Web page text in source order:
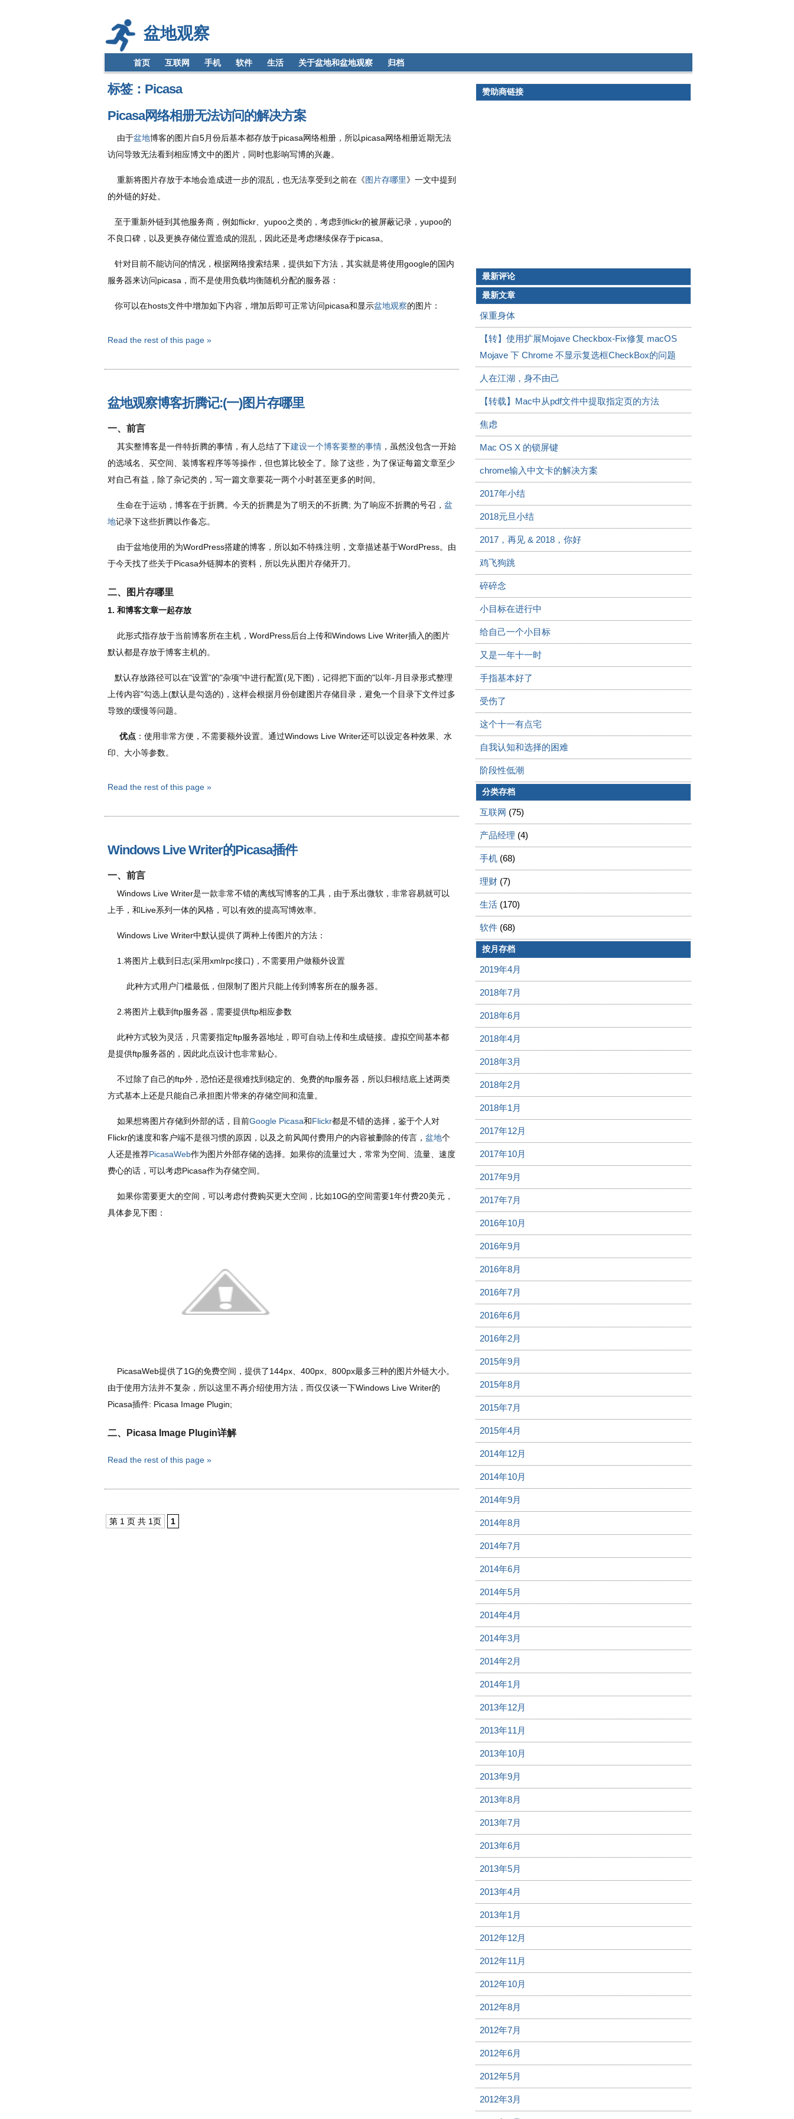
盆地观察
首页 互联网 手机 软件 生活 关于盆地和盆地观察 归档
标签：Picasa
Picasa网络相册无法访问的解决方案
由于盆地博客的图片自5月份后基本都存放于picasa网络相册，所以picasa网络相册近期无法
访问导致无法看到相应博文中的图片，同时也影响写博的兴趣。
重新将图片存放于本地会造成进一步的混乱，也无法享受到之前在《图片存哪里》一文中提到
的外链的好处。
至于重新外链到其他服务商，例如flickr、yupoo之类的，考虑到flickr的被屏蔽记录，yupoo的
不良口碑，以及更换存储位置造成的混乱，因此还是考虑继续保存于picasa。
针对目前不能访问的情况，根据网络搜索结果，提供如下方法，其实就是将使用google的国内
服务器来访问picasa，而不是使用负载均衡随机分配的服务器：
你可以在hosts文件中增加如下内容，增加后即可正常访问picasa和显示盆地观察的图片：
Read the rest of this page »
盆地观察博客折腾记:(一)图片存哪里
一、前言
其实整博客是一件特折腾的事情，有人总结了下建设一个博客要整的事情 ，虽然没包含一开始
的选域名、买空间、装博客程序等等操作，但也算比较全了。除了这些，为了保证每篇文章至少
对自己有益，除了杂记类的，写一篇文章要花一两个小时甚至更多的时间。
生命在于运动，博客在于折腾。今天的折腾是为了明天的不折腾; 为了响应不折腾的号召， 盆
地记录下这些折腾以作备忘。
由于盆地使用的为WordPress搭建的博客，所以如不特殊注明，文章描述基于WordPress。由
于今天找了些关于Picasa外链脚本的资料，所以先从图片存储开刀。
二、图片存哪里
1. 和博客文章一起存放
此形式指存放于当前博客所在主机，WordPress后台上传和Windows Live Writer插入的图片
默认都是存放于博客主机的。
默认存放路径可以在"设置"的"杂项"中进行配置(见下图)，记得把下面的"以年-月目录形式整理
上传内容"勾选上(默认是勾选的)，这样会根据月份创建图片存储目录，避免一个目录下文件过多
导致的缓慢等问题。
优点 ：使用非常方便，不需要额外设置。通过Windows Live Writer还可以设定各种效果、水
印、大小等参数。
Read the rest of this page »
Windows Live Writer的Picasa插件
一、前言
Windows Live Writer是一款非常不错的离线写博客的工具，由于系出微软，非常容易就可以
上手，和Live系列一体的风格，可以有效的提高写博效率。
Windows Live Writer中默认提供了两种上传图片的方法：
1.将图片上载到日志(采用xmlrpc接口)，不需要用户做额外设置
此种方式用户门槛最低，但限制了图片只能上传到博客所在的服务器。
2.将图片上载到ftp服务器，需要提供ftp相应参数
此种方式较为灵活，只需要指定ftp服务器地址，即可自动上传和生成链接。虚拟空间基本都
是提供ftp服务器的，因此此点设计也非常贴心。
不过除了自己的ftp外，恐怕还是很难找到稳定的、免费的ftp服务器，所以归根结底上述两类
方式基本上还是只能自己承担图片带来的存储空间和流量。
如果想将图片存储到外部的话，目前Google Picasa和Flickr都是不错的选择，鉴于个人对
Flickr的速度和客户端不是很习惯的原因，以及之前风闻付费用户的内容被删除的传言， 盆地个
人还是推荐PicasaWeb作为图片外部存储的选择。如果你的流量过大，常常为空间、流量、速度
费心的话，可以考虑Picasa作为存储空间。
如果你需要更大的空间，可以考虑付费购买更大空间，比如10G的空间需要1年付费20美元，
具体参见下图：
PicasaWeb提供了1G的免费空间，提供了144px、400px、800px最多三种的图片外链大小。
由于使用方法并不复杂，所以这里不再介绍使用方法，而仅仅谈一下Windows Live Writer的
Picasa插件: Picasa Image Plugin;
二、Picasa Image Plugin详解
Read the rest of this page »
第 1 页 共 1页 1
赞助商链接
最新评论
最新文章
保重身体
【转】使用扩展Mojave Checkbox-Fix修复 macOS
Mojave 下 Chrome 不显示复选框CheckBox的问题
人在江湖，身不由己
【转载】Mac中从pdf文件中提取指定页的方法
焦虑
Mac OS X 的锁屏键
chrome输入中文卡的解决方案
2017年小结
2018元旦小结
2017，再见 & 2018，你好
鸡飞狗跳
碎碎念
小目标在进行中
给自己一个小目标
又是一年十一时
手指基本好了
受伤了
这个十一有点宅
自我认知和选择的困难
阶段性低潮
分类存档
互联网 (75)
产品经理 (4)
手机 (68)
理财 (7)
生活 (170)
软件 (68)
按月存档
2019年4月
2018年7月
2018年6月
2018年4月
2018年3月
2018年2月
2018年1月
2017年12月
2017年10月
2017年9月
2017年7月
2016年10月
2016年9月
2016年8月
2016年7月
2016年6月
2016年2月
2015年9月
2015年8月
2015年7月
2015年4月
2014年12月
2014年10月
2014年9月
2014年8月
2014年7月
2014年6月
2014年5月
2014年4月
2014年3月
2014年2月
2014年1月
2013年12月
2013年11月
2013年10月
2013年9月
2013年8月
2013年7月
2013年6月
2013年5月
2013年4月
2013年1月
2012年12月
2012年11月
2012年10月
2012年8月
2012年7月
2012年6月
2012年5月
2012年3月